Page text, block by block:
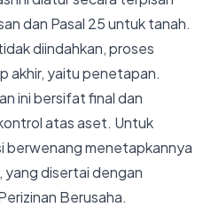
dan Pasal 25 untuk tanah.
diindahkan, proses
akhir, yaitu penetapan.
ini bersifat final dan
atas aset. Untuk
berwenang menetapkannya
yang disertai dengan
Berusaha.